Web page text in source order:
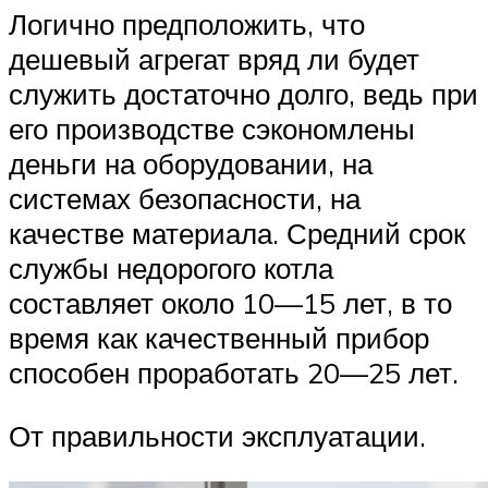
Логично предположить, что
дешевый агрегат вряд ли будет
служить достаточно долго, ведь при
его производстве сэкономлены
деньги на оборудовании, на
системах безопасности, на
качестве материала. Средний срок
службы недорогого котла
составляет около 10—15 лет, в то
время как качественный прибор
способен проработать 20—25 лет.
От правильности эксплуатации.